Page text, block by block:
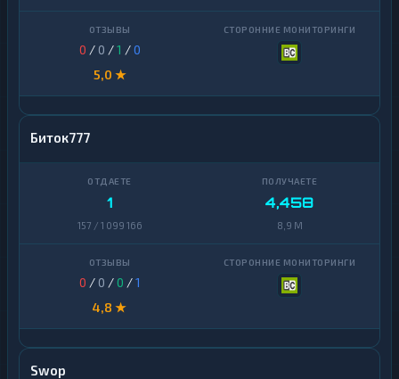
0 / 0 /1 /0
5,0 ★
Биток777
1
157 / 1 099 166
4,458
8,9 M
0 / 0 /0 /1
4,8 ★
Swop